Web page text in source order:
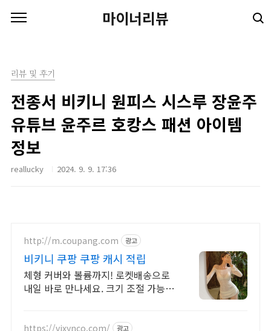
마이너리뷰
리뷰 및 후기
전종서 비키니 원피스 시스루 장윤주
유튜브 윤주르 호캉스 패션 아이템
정보
reallucky 2024. 9. 9. 17:36
http://m.coupang.com 광고
비키니 쿠팡 쿠팡 캐시 적립
체형 커버와 볼륨까지! 로켓배송으로
내일 바로 만나세요. 크기 조절 가능한
https://vixynco.com/ 광고